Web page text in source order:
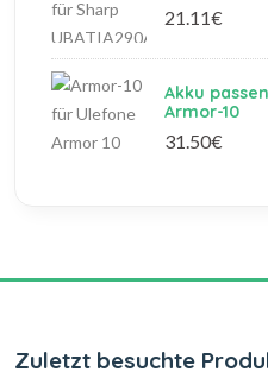
21.11€
Akku
Armor-10
31.50€
Zuletzt besuchte